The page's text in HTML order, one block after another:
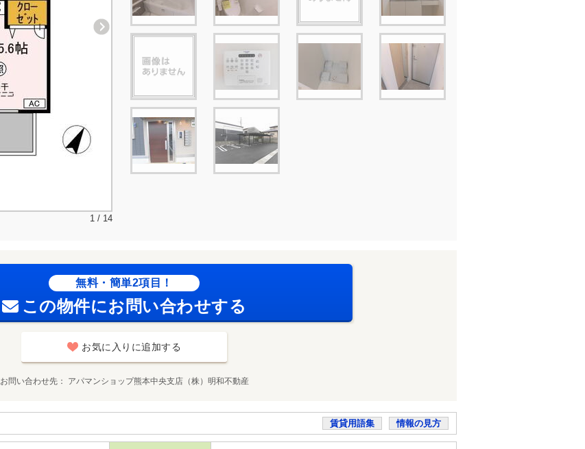
1 / 14
無料・簡単2項目！
この物件にお問い合わせする
お気に入りに追加する
お問い合わせ先 アパマンショップ熊本中央支店（株）明和不動産
賃貸用語集 情報の見方